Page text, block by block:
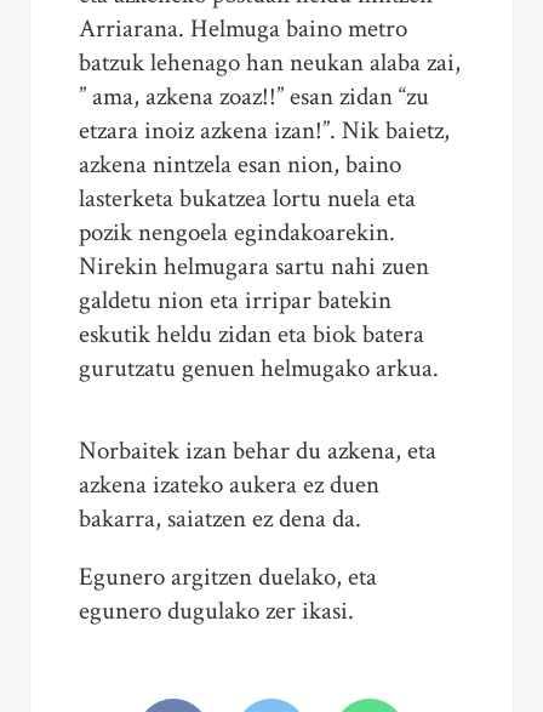
Arriarana. Helmuga baino metro
batzuk lehenago han neukan alaba zai,
” ama, azkena zoaz!!” esan zidan “zu
etzara inoiz azkena izan!”. Nik baietz,
azkena nintzela esan nion, baino
lasterketa bukatzea lortu nuela eta
pozik nengoela egindakoarekin.
Nirekin helmugara sartu nahi zuen
galdetu nion eta irripar batekin
eskutik heldu zidan eta biok batera
gurutzatu genuen helmugako arkua.
Norbaitek izan behar du azkena, eta
azkena izateko aukera ez duen
bakarra, saiatzen ez dena da.
Egunero argitzen duelako, eta
egunero dugulako zer ikasi.